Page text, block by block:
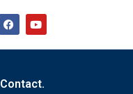
Contact.